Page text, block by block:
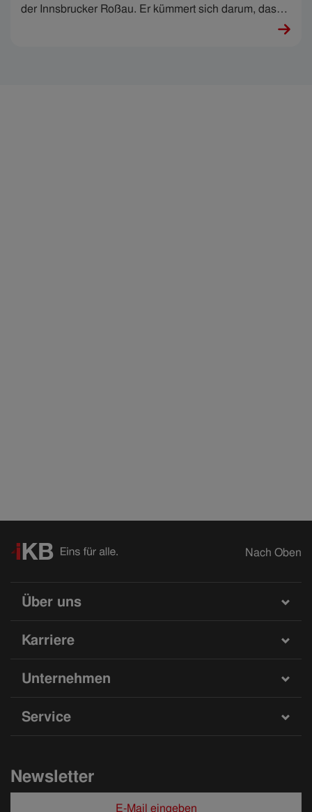
der Innsbrucker Roßau. Er kümmert sich darum, dass
sie rund läuft - rund um die Uhr. „Ohne Elektrik geht da
Nach Oben
Über uns
Karriere
Unternehmen
Service
Newsletter